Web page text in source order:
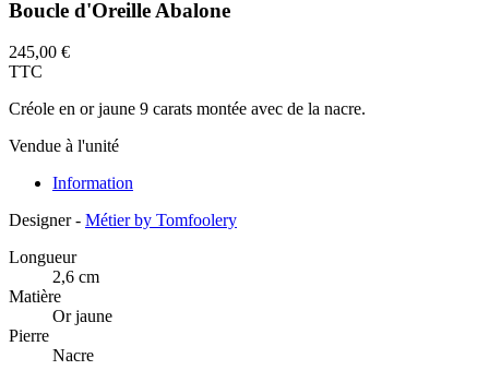
Boucle d'Oreille Abalone
245,00 €
TTC
Créole en or jaune 9 carats montée avec de la nacre.
Vendue à l'unité
Information
Designer - Métier by Tomfoolery
Longueur
2,6 cm
Matière
Or jaune
Pierre
Nacre